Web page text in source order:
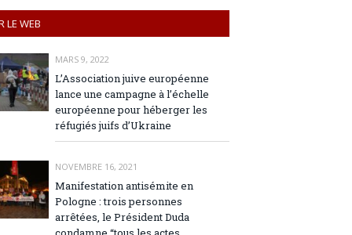
LE WEB
MARS 9, 2022
L’Association juive européenne
lance une campagne à l’échelle
européenne pour héberger les
réfugiés juifs d’Ukraine
NOVEMBRE 16, 2021
Manifestation antisémite en
Pologne : trois personnes
arrêtées, le Président Duda